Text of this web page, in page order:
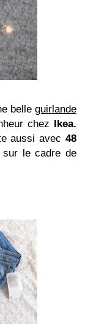
belle guirlande
chez
Ikea.
aussi avec 48
le cadre de